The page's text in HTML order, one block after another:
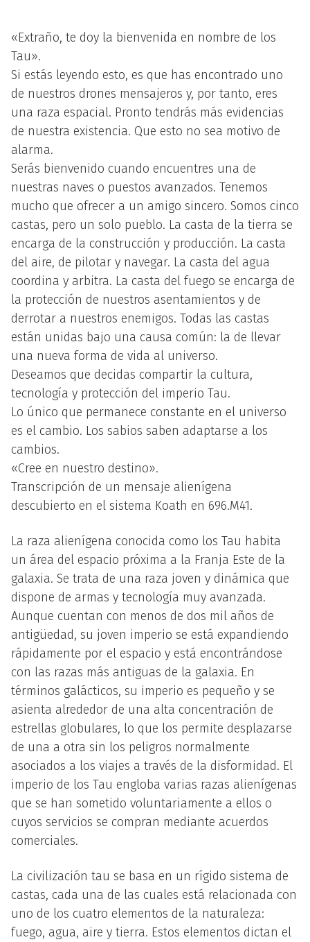
«Extraño, te doy la bienvenida en nombre de los
Tau».
Si estás leyendo esto, es que has encontrado uno
de nuestros drones mensajeros y, por tanto, eres
una raza espacial. Pronto tendrás más evidencias
de nuestra existencia. Que esto no sea motivo de
alarma.
Serás bienvenido cuando encuentres una de
nuestras naves o puestos avanzados. Tenemos
mucho que ofrecer a un amigo sincero. Somos cinco
castas, pero un solo pueblo. La casta de la tierra se
encarga de la construcción y producción. La casta
del aire, de pilotar y navegar. La casta del agua
coordina y arbitra. La casta del fuego se encarga de
la protección de nuestros asentamientos y de
derrotar a nuestros enemigos. Todas las castas
están unidas bajo una causa común: la de llevar
una nueva forma de vida al universo.
Deseamos que decidas compartir la cultura,
tecnología y protección del imperio Tau.
Lo único que permanece constante en el universo
es el cambio. Los sabios saben adaptarse a los
cambios.
«Cree en nuestro destino».
Transcripción de un mensaje alienígena
descubierto en el sistema Koath en 696.M41.
La raza alienígena conocida como los Tau habita
un área del espacio próxima a la Franja Este de la
galaxia. Se trata de una raza joven y dinámica que
dispone de armas y tecnología muy avanzada.
Aunque cuentan con menos de dos mil años de
antigüedad, su joven imperio se está expandiendo
rápidamente por el espacio y está encontrándose
con las razas más antiguas de la galaxia. En
términos galácticos, su imperio es pequeño y se
asienta alrededor de una alta concentración de
estrellas globulares, lo que los permite desplazarse
de una a otra sin los peligros normalmente
asociados a los viajes a través de la disformidad. El
imperio de los Tau engloba varias razas alienígenas
que se han sometido voluntariamente a ellos o
cuyos servicios se compran mediante acuerdos
comerciales.
La civilización tau se basa en un rígido sistema de
castas, cada una de las cuales está relacionada con
uno de los cuatro elementos de la naturaleza:
fuego, agua, aire y tierra. Estos elementos dictan el